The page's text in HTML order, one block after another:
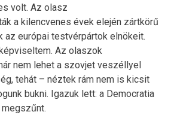
volt. Az olasz
a kilencvenes évek elején zártkörű
az európai testvérpártok elnökeit.
Az olaszok
nem lehet a szovjet veszéllyel
tehát – néztek rám nem is kicsit
bukni. Igazuk lett: a Democratia